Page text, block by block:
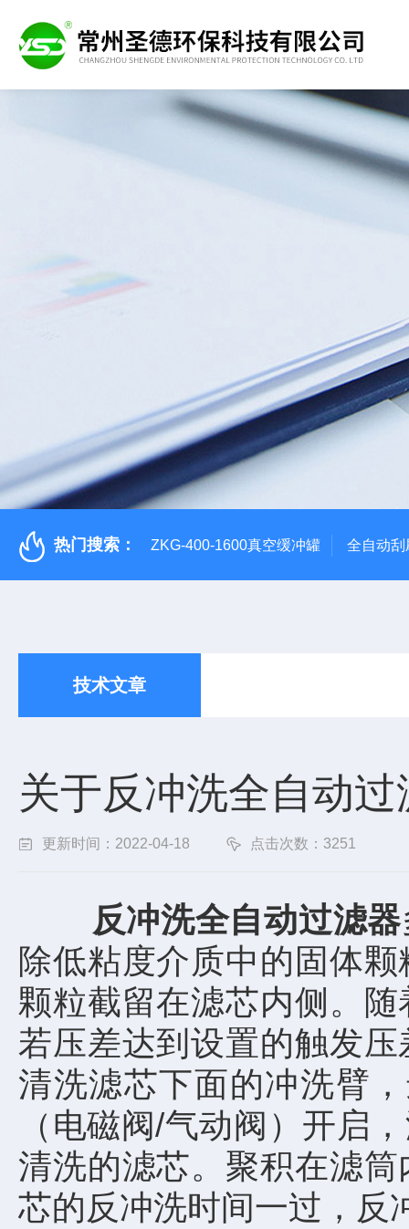
热门搜索： ZKG-400-1600真空缓冲罐 全自动刮
技术文章
关于反冲洗全自动
更新时间：2022-04-18 点击次数：3251
反冲洗全自动过滤器
除低粘度介质中的固体
颗粒截留在滤芯内侧。
若压差达到设置的触发
清洗滤芯下面的冲洗臂
（电磁阀/气动阀）开启
清洗的滤芯。聚积在滤
芯的反冲洗时间一过，反